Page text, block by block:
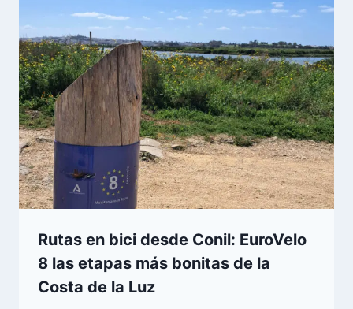
Rutas en bici desde Conil: EuroVelo
8 las etapas más bonitas de la
Costa de la Luz